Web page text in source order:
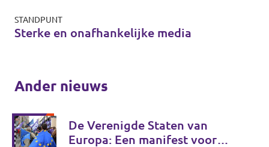
STANDPUNT
Sterke en onafhankelijke media
Ander nieuws
De Verenigde Staten van
Europa: Een manifest voor